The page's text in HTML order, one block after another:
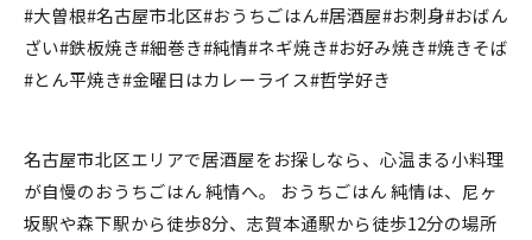
#大曽根#名古屋市北区#おうちごはん#居酒屋#お刺身#おばん
ざい#鉄板焼き#細巻き#純情#ネギ焼き#お好み焼き#焼きそば
#とん平焼き#金曜日はカレーライス#哲学好き
名古屋市北区エリアで居酒屋をお探しなら、心温まる小料理
が自慢のおうちごはん 純情へ。 おうちごはん 純情は、尼ヶ
坂駅や森下駅から徒歩8分、志賀本通駅から徒歩12分の場所